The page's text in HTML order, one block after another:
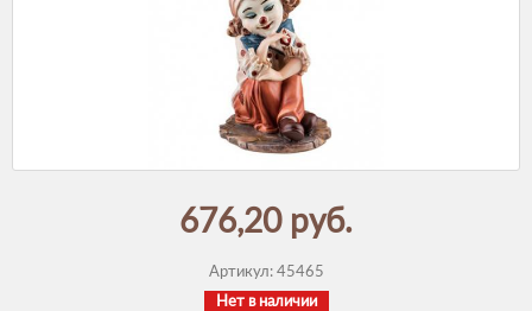
676,20 руб.
Артикул: 45465
Нет в наличии